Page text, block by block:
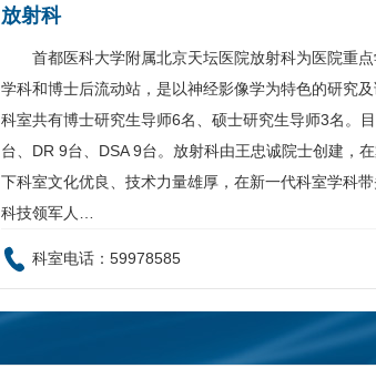
放射科
首都医科大学附属北京天坛医院放射科为医院重
学科和博士后流动站，是以神经影像学为特色的研究
科室共有博士研究生导师6名、硕士研究生导师3名。
台、DR 9台、DSA 9台。 放射科由王忠诚院士创建，在
下科室文化优良、技术力量雄厚，在新一代科室学科
科技领军人…
科室电话：59978585